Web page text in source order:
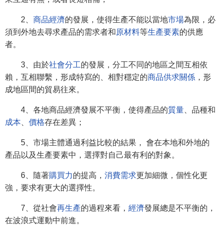
2、 商品經濟的發展，使得生產不能以當地市場為限，必
須到外地去尋求產品的需求者和原材料等生產要素的供應
者。
3、由於社會分工的發展，分工不同的地區之間互相依
賴，互相聯繫，形成特寫的、相對穩定的商品供求關係 ，形
成地區間的貿易往來。
4、各地商品經濟發展不平衡，使得產品的質量 、品種和
成本
價格存在差異；
5、市場主體通過利益比較的結果， 會在本地和外地的
產品以及生產要素中，選擇對自己最有利的對象。
6、隨著購買力的提高， 消費需求更加細微，個性化更
強，要求有更大的選擇性。
7、從社會再生產的過程來看， 經濟發展總是不平衡的，
在波浪式運動中前進。